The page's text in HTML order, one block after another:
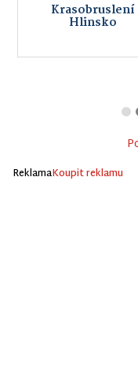
Krasobruslení
Hlinsko
ReklamaKoupit reklamu